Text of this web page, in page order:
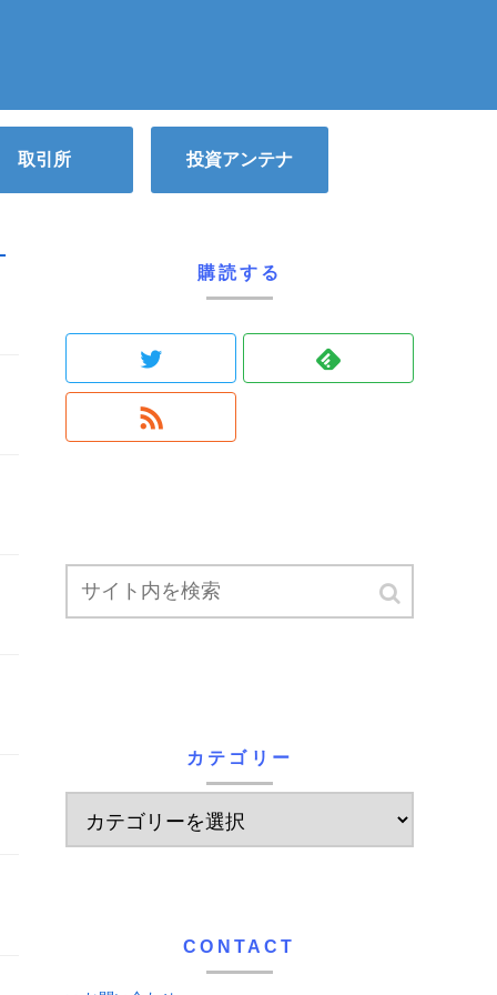
取引所 投資アンテナ
購読する
カテゴリー
CONTACT